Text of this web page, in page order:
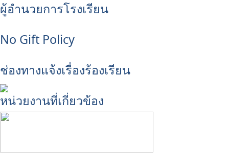
ผู้อำนวยการโรงเรียน
No Gift Policy
ช่องทางแจ้งเรื่องร้องเรียน
หน่วยงานที่เกี่ยวข้อง